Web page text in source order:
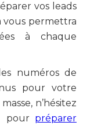
vos leads
vous permettra
à chaque
numéros de
pour votre
n’hésitez
pour préparer